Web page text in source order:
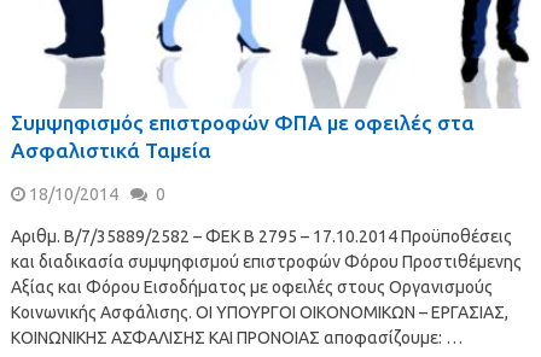
Συμψηφισμός επιστροφών ΦΠΑ με οφειλές στα
Ασφαλιστικά Ταμεία
18/10/2014 0
Αριθμ. Β/7/35889/2582 – ΦΕΚ Β 2795 – 17.10.2014 Προϋποθέσεις
και διαδικασία συμψηφισμού επιστροφών Φόρου Προστιθέμενης
Αξίας και Φόρου Εισοδήματος με οφειλές στους Οργανισμούς
Κοινωνικής Ασφάλισης. ΟΙ ΥΠΟΥΡΓΟΙ ΟΙΚΟΝΟΜΙΚΩΝ – ΕΡΓΑΣΙΑΣ,
ΚΟΙΝΩΝΙΚΗΣ ΑΣΦΑΛΙΣΗΣ ΚΑΙ ΠΡΟΝΟΙΑΣ αποφασίζουμε: …